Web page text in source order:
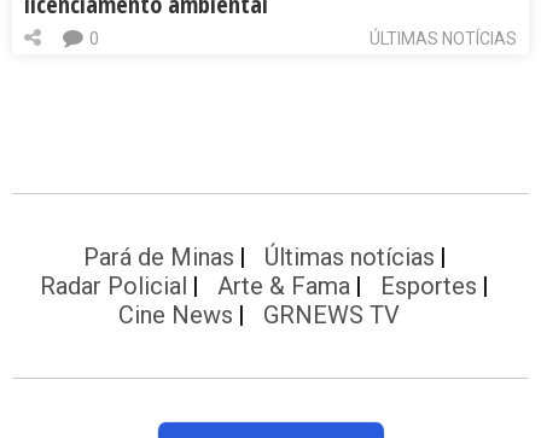
ÚLTIMAS NOTÍCIAS
0
Pará de Minas
Últimas notícias
Radar Policial
Arte & Fama
Esportes
Cine News
GRNEWS TV